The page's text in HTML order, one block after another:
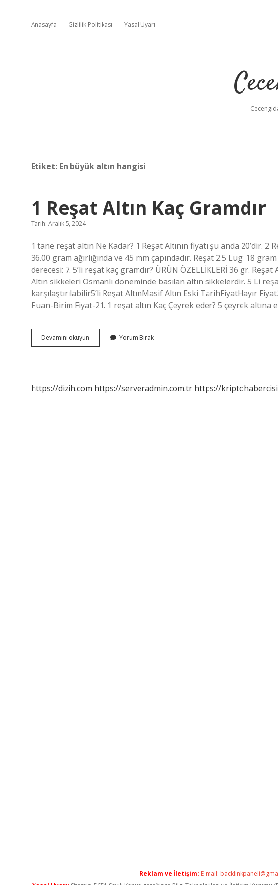
Anasayfa Gizlilik Politikası Yasal Uyarı
Etiket: En büyük altın hangisi
1 Reşat Altın Kaç Gramdır
Tarih: Aralık 5, 2024
1 tane reşat altın Ne Kadar? 1 Reşat Altının fiyatı şu anda 20’dir. 2
36.00 gram ağırlığında ve 45 mm çapındadır. Reşat 2.5 Lug: 18
derecesi: 7. 5’li reşat kaç gramdır? ÜRÜN ÖZELLİKLERİ 36 gr. Reşat
Altın sikkeleri Osmanlı döneminde basılan altın sikkelerdir. 5 Li
karşılaştırılabilir5’li Reşat AltınMasif Altın Eski TarihFiyatHayır
Puan-Birim Fiyat-21. 1 reşat altın Kaç Çeyrek eder? 5 çeyrek altına
Devamını okuyun
Reşat
Yorum Bırak
https://dizih.com https://serveradmin.com.tr https://
Reklam ve İletişim: E-mail: